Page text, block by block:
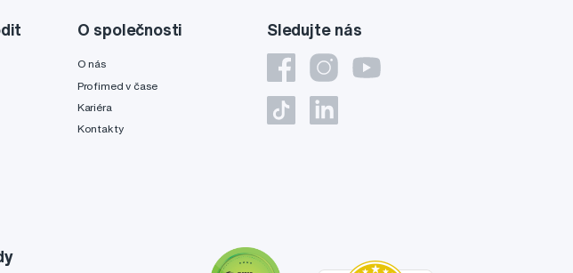
Sledujte nás
O společnosti
O nás
Profimed v čase
Kariéra
Kontakty